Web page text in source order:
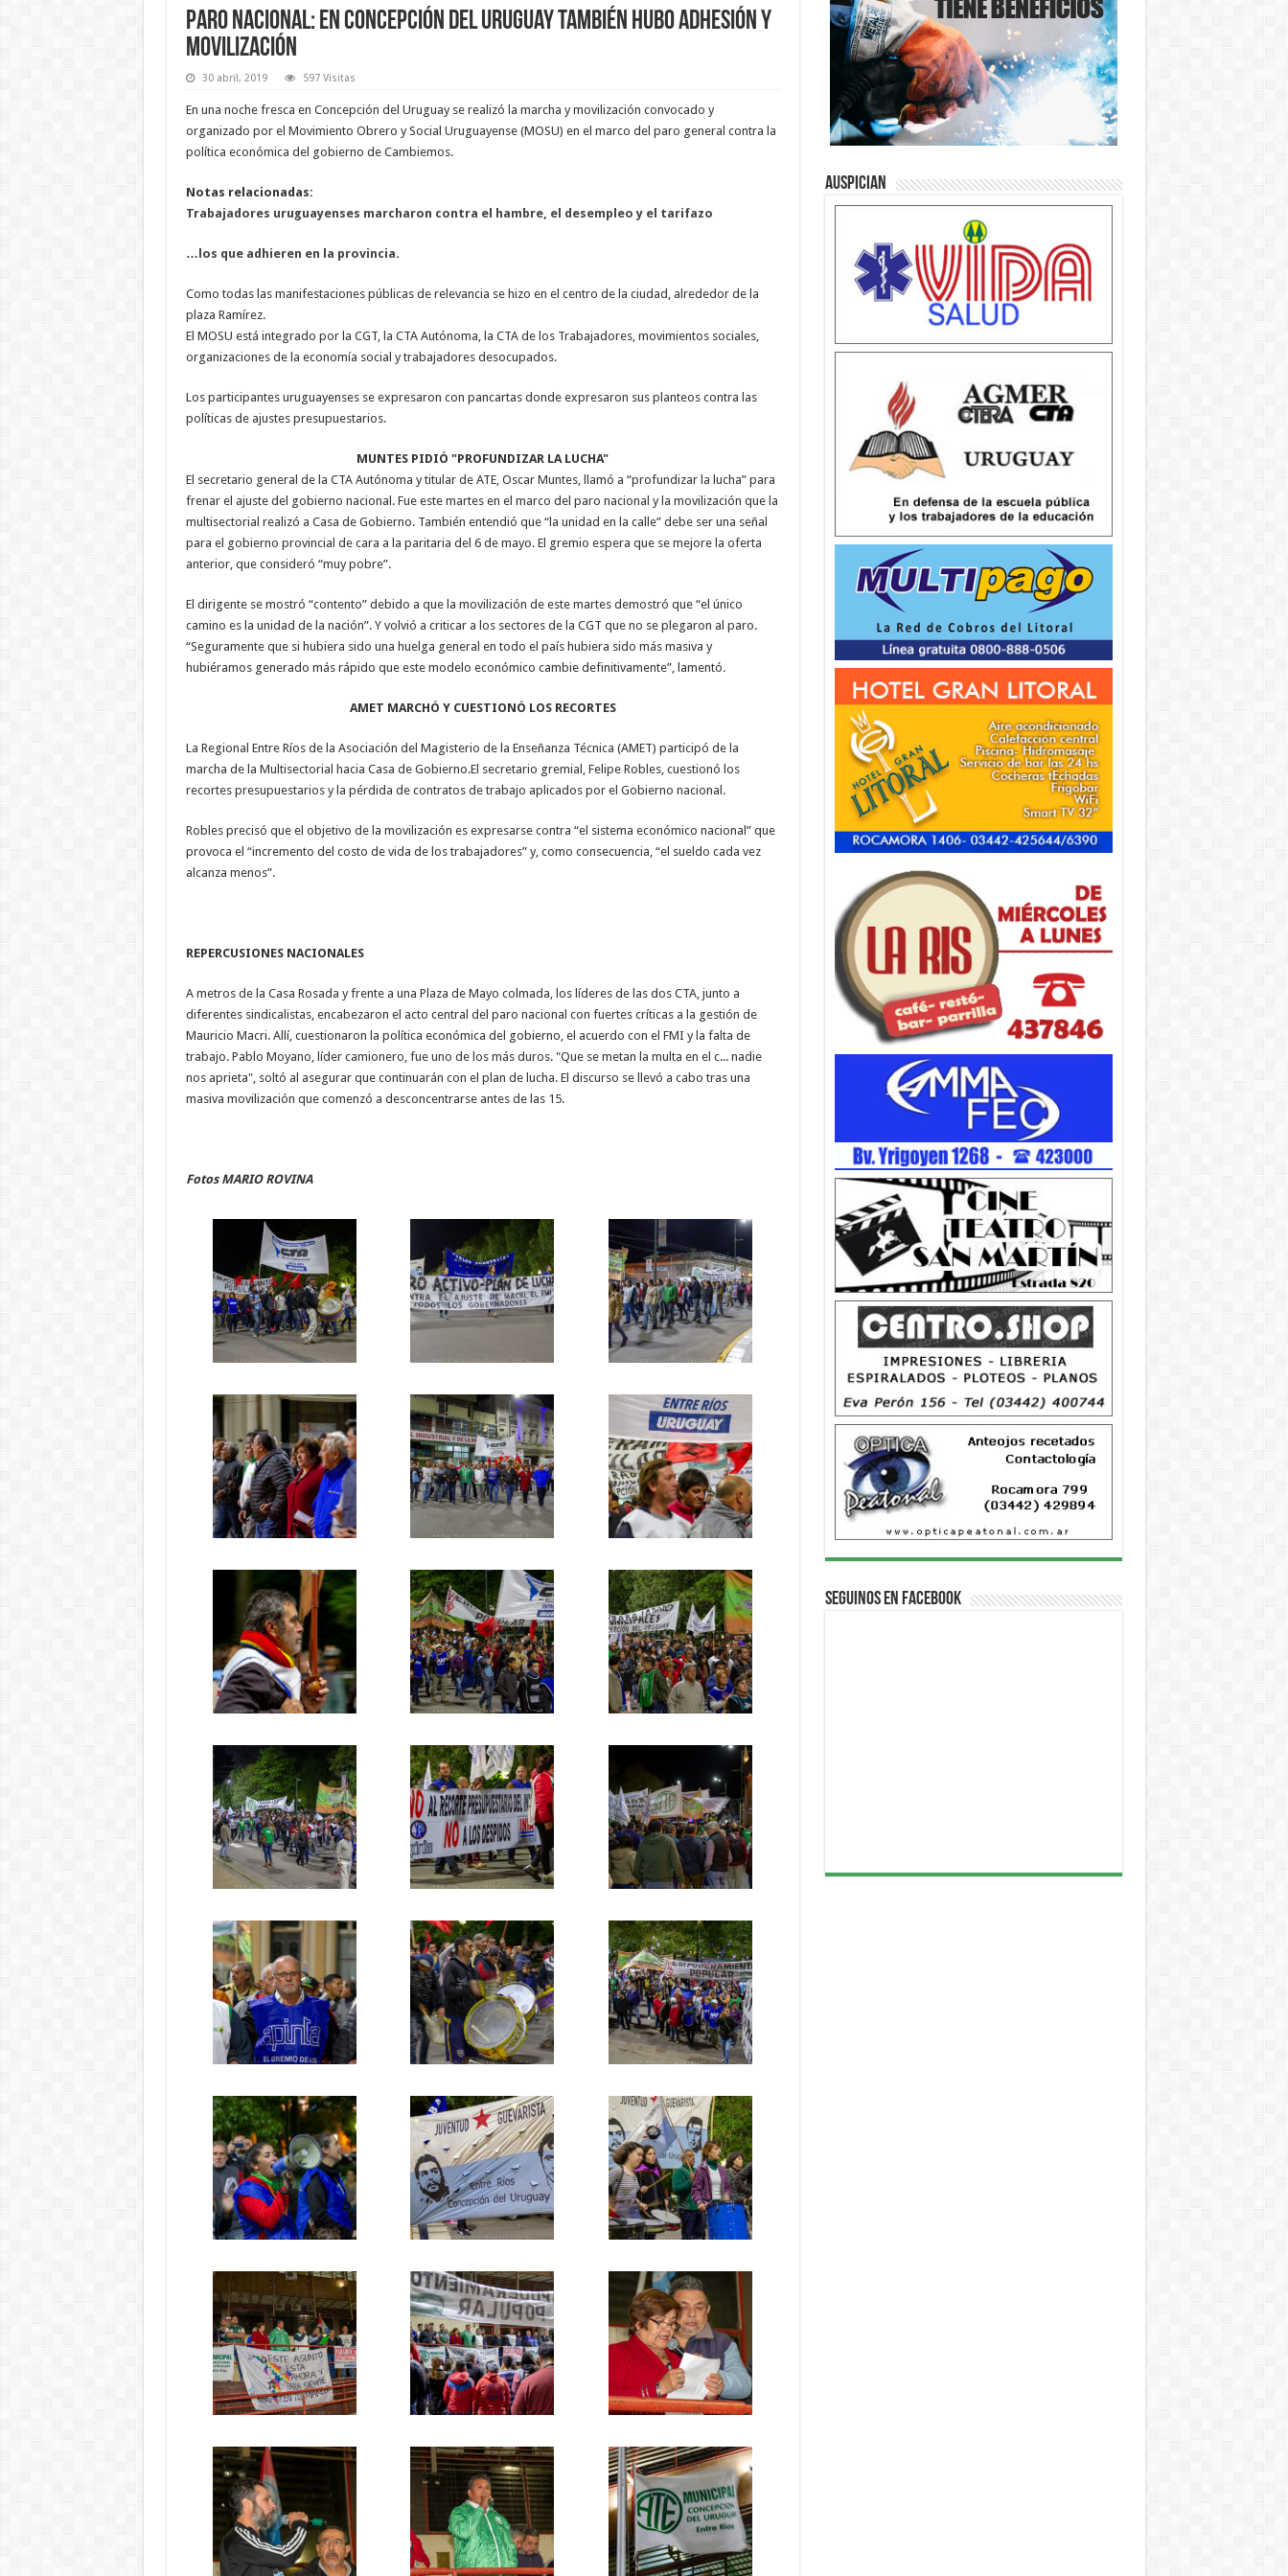
Paro nacional: en Concepción del Uruguay también hubo adhesión y
movilización
30 abril, 2019 597 Visitas
En una noche fresca en Concepción del Uruguay se realizó la marcha y movilización convocado y
organizado por el Movimiento Obrero y Social Uruguayense (MOSU) en el marco del paro general contra la
política económica del gobierno de Cambiemos.
Notas relacionadas:
Trabajadores uruguayenses marcharon contra el hambre, el desempleo y el tarifazo
…los que adhieren en la provincia.
Como todas las manifestaciones públicas de relevancia se hizo en el centro de la ciudad, alrededor de la
plaza Ramírez.
El MOSU está integrado por la CGT, la CTA Autónoma, la CTA de los Trabajadores, movimientos sociales,
organizaciones de la economía social y trabajadores desocupados.
Los participantes uruguayenses se expresaron con pancartas donde expresaron sus planteos contra las
políticas de ajustes presupuestarios.
MUNTES PIDIÓ "PROFUNDIZAR LA LUCHA"
El secretario general de la CTA Autónoma y titular de ATE, Oscar Muntes, llamó a “profundizar la lucha” para
frenar el ajuste del gobierno nacional. Fue este martes en el marco del paro nacional y la movilización que la
multisectorial realizó a Casa de Gobierno. También entendió que “la unidad en la calle” debe ser una señal
para el gobierno provincial de cara a la paritaria del 6 de mayo. El gremio espera que se mejore la oferta
anterior, que consideró “muy pobre”.
El dirigente se mostró “contento” debido a que la movilización de este martes demostró que “el único
camino es la unidad de la nación”. Y volvió a criticar a los sectores de la CGT que no se plegaron al paro.
“Seguramente que si hubiera sido una huelga general en todo el país hubiera sido más masiva y
hubiéramos generado más rápido que este modelo económico cambie definitivamente”, lamentó.
AMET MARCHÓ Y CUESTIONÓ LOS RECORTES
La Regional Entre Ríos de la Asociación del Magisterio de la Enseñanza Técnica (AMET) participó de la
marcha de la Multisectorial hacia Casa de Gobierno.El secretario gremial, Felipe Robles, cuestionó los
recortes presupuestarios y la pérdida de contratos de trabajo aplicados por el Gobierno nacional.
Robles precisó que el objetivo de la movilización es expresarse contra “el sistema económico nacional” que
provoca el “incremento del costo de vida de los trabajadores” y, como consecuencia, “el sueldo cada vez
alcanza menos”.
REPERCUSIONES NACIONALES
A metros de la Casa Rosada y frente a una Plaza de Mayo colmada, los líderes de las dos CTA, junto a
diferentes sindicalistas, encabezaron el acto central del paro nacional con fuertes críticas a la gestión de
Mauricio Macri. Allí, cuestionaron la política económica del gobierno, el acuerdo con el FMI y la falta de
trabajo. Pablo Moyano, líder camionero, fue uno de los más duros. "Que se metan la multa en el c... nadie
nos aprieta", soltó al asegurar que continuarán con el plan de lucha. El discurso se llevó a cabo tras una
masiva movilización que comenzó a desconcentrarse antes de las 15.
Fotos MARIO ROVINA
Auspician
Seguinos en Facebook